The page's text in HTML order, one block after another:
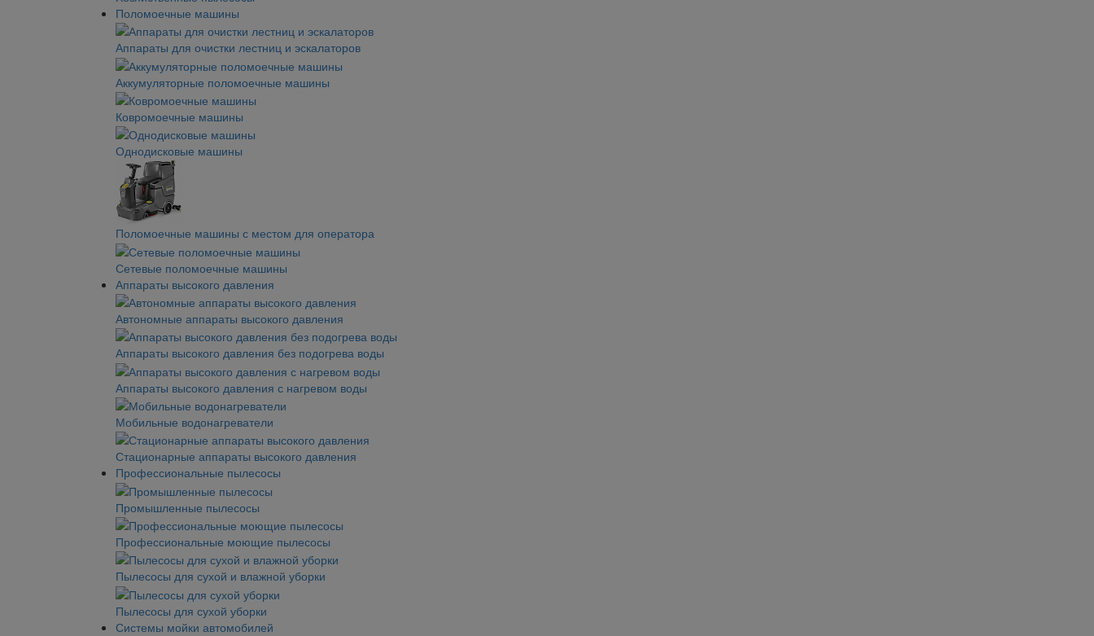
Поломоечные машины
Аппараты для очистки лестниц и эскалаторов
Аккумуляторные поломоечные машины
Ковромоечные машины
Однодисковые машины
Поломоечные машины с местом для оператора
Сетевые поломоечные машины
Аппараты высокого давления
Автономные аппараты высокого давления
Аппараты высокого давления без подогрева воды
Аппараты высокого давления с нагревом воды
Мобильные водонагреватели
Стационарные аппараты высокого давления
Профессиональные пылесосы
Промышленные пылесосы
Профессиональные моющие пылесосы
Пылесосы для сухой и влажной уборки
Пылесосы для сухой уборки
Системы мойки автомобилей